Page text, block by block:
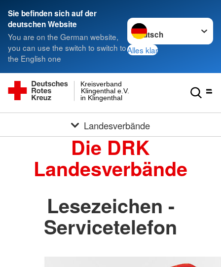
Sie befinden sich auf der
deutschen Website
You are on the German website,
you can use the switch to switch to
the English one
Sprache wechseln zu
Alles klar
in Klingenthal
Klingenthal e.V.
Kreisverband
Landesverbände
Die DRK
Landesverbände
Lesezeichen -
Servicetelefon